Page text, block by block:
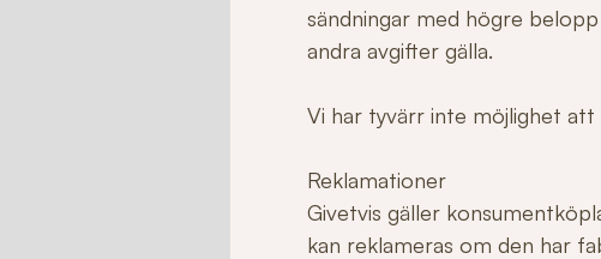
sändningar med högre
andra avgifter gälla.
Vi har tyvärr inte möjlighet
Reklamationer
Givetvis gäller
kan reklameras om den har